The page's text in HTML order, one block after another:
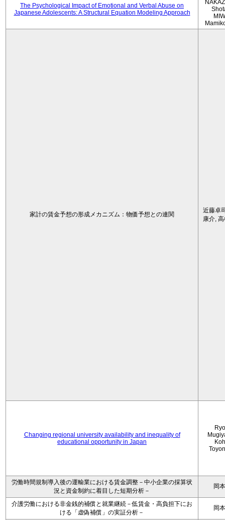
The Psychological Impact of Emotional and Verbal Abuse on
Japanese Adolescents: A Structural Equation Modeling Approach
家計の賃金予想の形成メカニズム：物価予想との連関
近藤卓
康介,
Changing regional university availability and inequality of
educational opportunity in Japan
労働時間規制導入後の運輸業における賃金調整－中小企業の採算状
況と資金制約に着目した短期分析－
岡
介護労働における非金銭的補償と就業継続－低賃金・高負担下にお
ける「虚偽補償」の実証分析－
岡